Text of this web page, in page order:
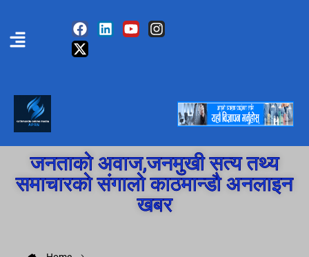
जनताको अवाज,जनमुखी सत्य तथ्य
समाचारको संगालो काठमान्डौ अनलाइन
खबर